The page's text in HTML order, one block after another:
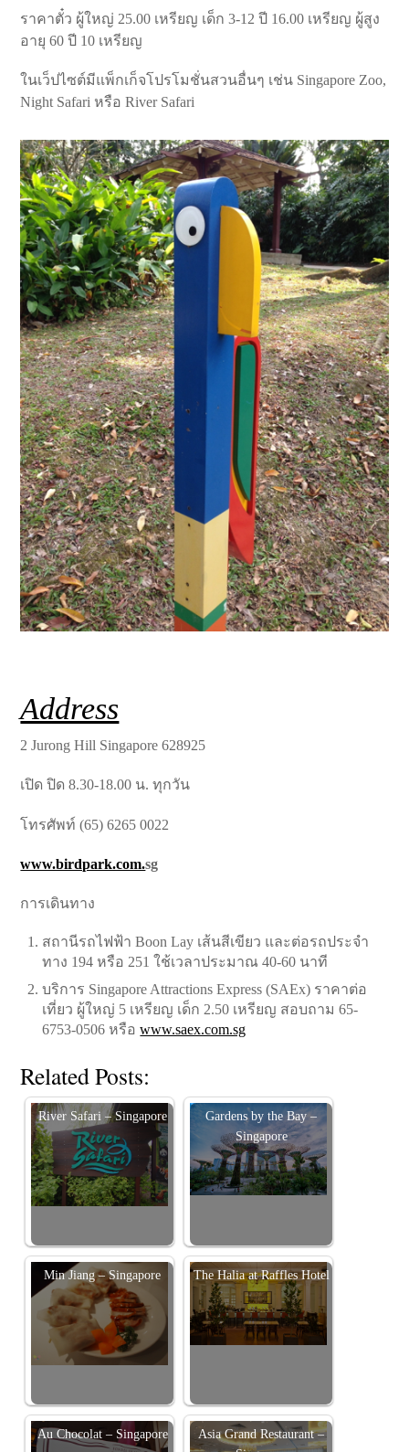
ราคาตั๋ว ผู้ใหญ่ 25.00 เหรียญ เด็ก 3-12 ปี 16.00 เหรียญ ผู้สูง
อายุ 60 ปี 10 เหรียญ
ในเว็ปไซต์มีแพ็กเก็จโปรโมชั่นสวนอื่นๆ เช่น Singapore Zoo,
Night Safari หรือ River Safari
Address
2 Jurong Hill Singapore 628925
เปิด ปิด 8.30-18.00 น. ทุกวัน
โทรศัพท์ (65) 6265 0022
www.birdpark.com.sg
การเดินทาง
สถานีรถไฟฟ้า Boon Lay เส้นสีเขียว และต่อรถประจำ
ทาง 194 หรือ 251 ใช้เวลาประมาณ 40-60 นาที
บริการ Singapore Attractions Express (SAEx) ราคาต่อ
เที่ยว ผู้ใหญ่ 5 เหรียญ เด็ก 2.50 เหรียญ สอบถาม 65-
6753-0506 หรือwww.saex.com.sg
Related Posts:
River Safari – Singapore
Gardens by the Bay –
Singapore
Min Jiang – Singapore The Halia at Raffles Hotel
Au Chocolat – Singapore
Asia Grand Restaurant –